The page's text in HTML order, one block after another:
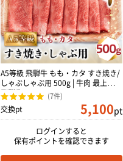
A5等級 飛騨牛 もも・カタ すき焼き/
しゃぶしゃぶ用 500g | 牛肉 最上級品
飛騨牛 BV011
(7件)
交換pt 5,100pt
ログインすると
保有ポイントを確認できます